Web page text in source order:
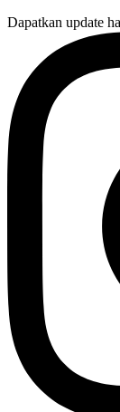
Dapatkan update